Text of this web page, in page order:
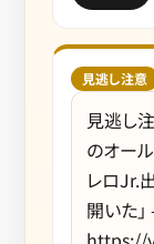
見逃し注意